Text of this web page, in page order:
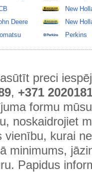
Deere
New
New
Perkins
preci
, +371
formu
noskaidrojiet
vienību, kurai
minimums,
Papidus